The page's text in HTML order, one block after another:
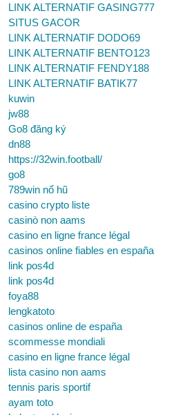
LINK ALTERNATIF GASING777
SITUS GACOR
LINK ALTERNATIF DODO69
LINK ALTERNATIF BENTO123
LINK ALTERNATIF FENDY188
LINK ALTERNATIF BATIK77
kuwin
jw88
Go8 đăng ký
dn88
https://32win.football/
go8
789win nổ hũ
casino crypto liste
casinò non aams
casino en ligne france légal
casinos online fiables en españa
link pos4d
link pos4d
foya88
lengkatoto
casinos online de españa
scommesse mondiali
casino en ligne france légal
lista casino non aams
tennis paris sportif
ayam toto